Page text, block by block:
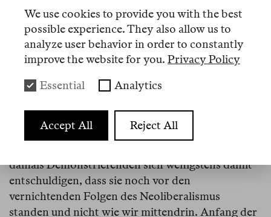
Höhepunkt der Pandemie in den Städten zum
Dank an das Gesundheitspersonal abgehalten
wurden, hatten dieselbe naiv-untersteuerte
Qualität wie Sitzkreise oder Friedensfahnen, die
rechten Regierung auf den Straßen und Plätzen
Aktionismus war, der mehr vom Affekt als von
damals Demonstrierenden sich wenigstens damit
entschuldigen, dass sie noch vor den
vernichtenden Folgen des Neoliberalismus
standen und nicht wie wir mittendrin. Anfang der
We use cookies to provide you with the best
possible experience. They also allow us to
analyze user behavior in order to constantly
improve the website for you. Privacy Policy
Essential Analytics
Accept All Reject All